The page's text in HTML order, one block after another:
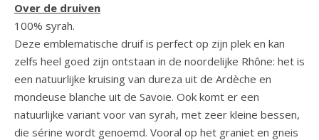
Over de druiven
100% syrah.
Deze emblematische druif is perfect op zijn plek en kan
zelfs heel goed zijn ontstaan in de noordelijke Rhône: het is
een natuurlijke kruising van dureza uit de Ardèche en
mondeuse blanche uit de Savoie. Ook komt er een
natuurlijke variant voor van syrah, met zeer kleine bessen,
die sérine wordt genoemd. Vooral op het graniet en gneis